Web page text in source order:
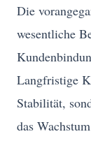
Die
wesentliche
Langfristige
Stabilität,
das